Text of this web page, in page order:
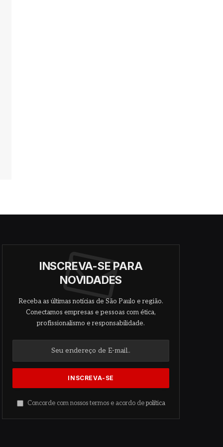
INSCREVA-SE PARA
NOVIDADES
Receba as últimas notícias de São Paulo e região.
Conectamos empresas e pessoas com ética,
profissionalismo e responsabilidade.
Concorde com nossos termos e acordo de política